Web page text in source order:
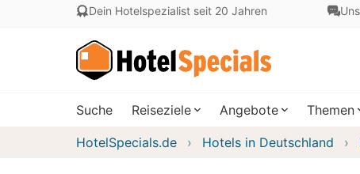
Dein Hotelspezialist seit 20 Jahren
Suche Reiseziele Angebote Themen
HotelSpecials.de Hotels in Deutschland